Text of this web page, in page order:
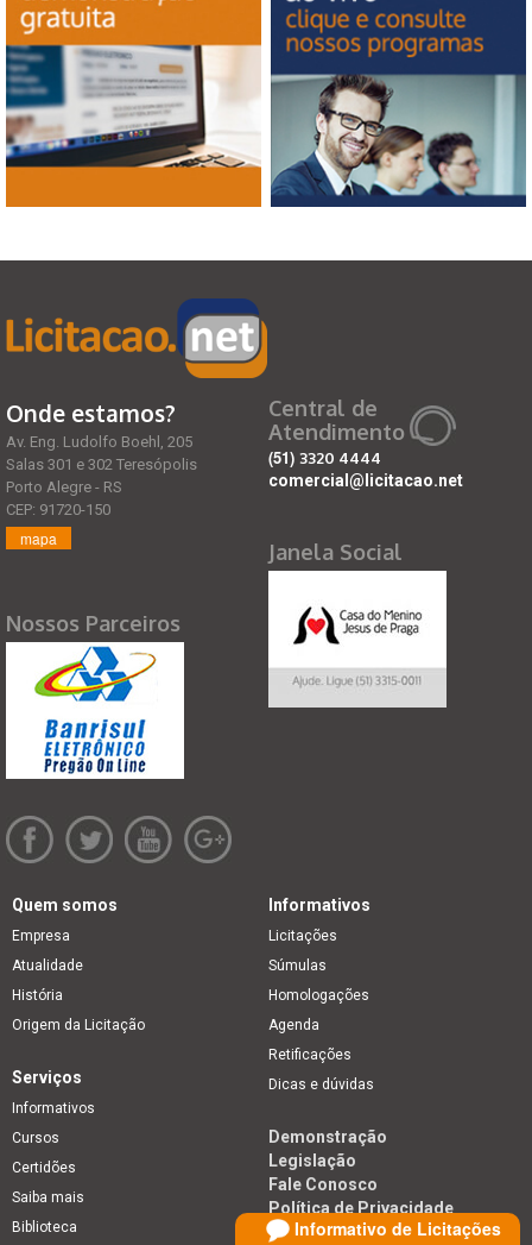
Informativo de Licitações
Onde estamos?
Av. Eng. Ludolfo Boehl, 205
Salas 301 e 302 Teresópolis
Porto Alegre - RS
CEP: 91720-150
mapa
Nossos Parceiros
Central de
Atendimento
(51) 3320 4444
comercial@licitacao.net
Janela Social
Quem somos
Empresa
Atualidade
História
Origem da Licitação
Informativos
Licitações
Súmulas
Homologações
Agenda
Retificações
Dicas e dúvidas
Serviços
Informativos
Cursos
Certidões
Saiba mais
Biblioteca
Demonstração
Legislação
Fale Conosco
Política de Privacidade